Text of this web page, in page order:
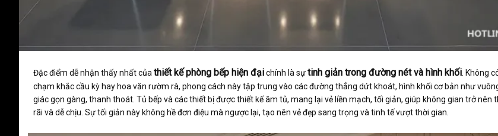
Đặc điểm dễ nhận thấy nhất của thiết kế phòng bếp hiện đạichính là sựtinh giản trong đường nét và hình khối . Không
chạm khắc cầu kỳ hay hoa văn rườm rà, phong cách này tập trung vào các đường thẳng dứt khoát, hình khối cơ bản như
giác gọn gàng, thanh thoát. Tủ bếp và các thiết bị được thiết kế âm tủ, mang lại vẻ liền mạch, tối giản, giúp không gian trở nên
rãi và dễ chịu. Sự tối giản này không hề đơn điệu mà ngược lại, tạo nên vẻ đẹp sang trọng và tinh tế vượt thời gian.